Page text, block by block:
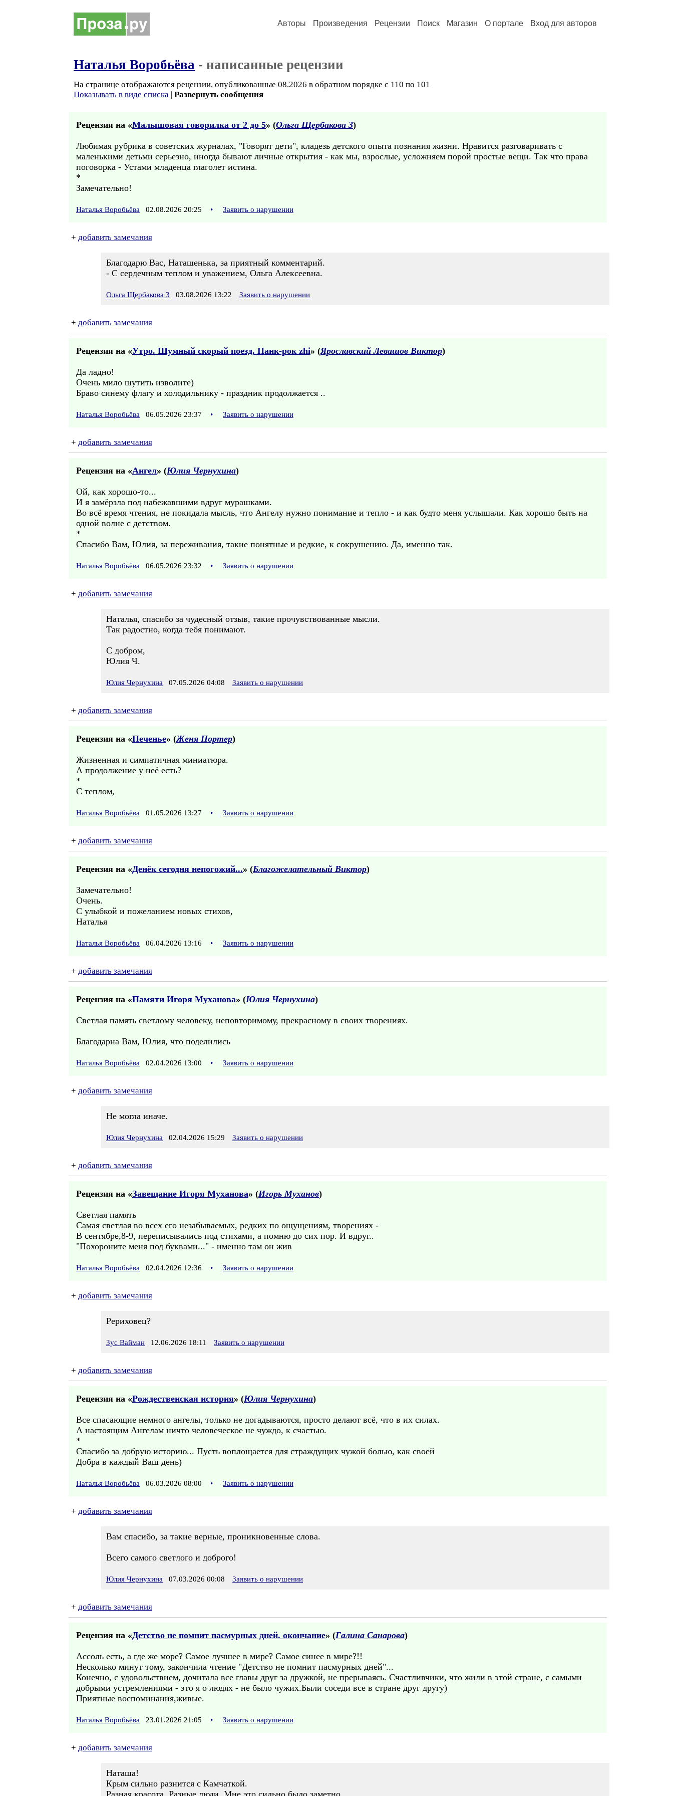
Авторы Произведения Рецензии Поиск Магазин О портале Вход для авторов
Наталья Воробьёва - написанные рецензии
На странице отображаются рецензии, опубликованные 08.2026 в обратном порядке с 110 по 101
Показывать в виде списка | Развернуть сообщения
Рецензия на «Малышовая говорилка от 2 до 5» (Ольга Щербакова 3)
Любимая рубрика в советских журналах, "Говорят дети", кладезь детского опыта познания жизни. Нравится разговаривать с
маленькими детьми серьезно, иногда бывают личные открытия - как мы, взрослые, усложняем порой простые вещи. Так что права
поговорка - Устами младенца глаголет истина.
*
Замечательно!
Наталья Воробьёва 02.08.2026 20:25 • Заявить о нарушении
+ добавить замечания
Благодарю Вас, Наташенька, за приятный комментарий.
- С сердечным теплом и уважением, Ольга Алексеевна.
Ольга Щербакова 3 03.08.2026 13:22 Заявить о нарушении
+ добавить замечания
Рецензия на «Утро. Шумный скорый поезд. Панк-рок zhi» (Ярославский Левашов Виктор)
Да ладно!
Очень мило шутить изволите)
Браво синему флагу и холодильнику - праздник продолжается ..
Наталья Воробьёва 06.05.2026 23:37 • Заявить о нарушении
+ добавить замечания
Рецензия на «Ангел» (Юлия Чернухина)
Ой, как хорошо-то...
И я замёрзла под набежавшими вдруг мурашками.
Во всё время чтения, не покидала мысль, что Ангелу нужно понимание и тепло - и как будто меня услышали. Как хорошо быть на
одной волне с детством.
*
Спасибо Вам, Юлия, за переживания, такие понятные и редкие, к сокрушению. Да, именно так.
Наталья Воробьёва 06.05.2026 23:32 • Заявить о нарушении
+ добавить замечания
Наталья, спасибо за чудесный отзыв, такие прочувствованные мысли.
Так радостно, когда тебя понимают.
С добром,
Юлия Ч.
Юлия Чернухина 07.05.2026 04:08 Заявить о нарушении
+ добавить замечания
Рецензия на «Печенье» (Женя Портер)
Жизненная и симпатичная миниатюра.
А продолжение у неё есть?
*
С теплом,
Наталья Воробьёва 01.05.2026 13:27 • Заявить о нарушении
+ добавить замечания
Рецензия на «Денёк сегодня непогожий...» (Благожелательный Виктор)
Замечательно!
Очень.
С улыбкой и пожеланием новых стихов,
Наталья
Наталья Воробьёва 06.04.2026 13:16 • Заявить о нарушении
+ добавить замечания
Рецензия на «Памяти Игоря Муханова» (Юлия Чернухина)
Светлая память светлому человеку, неповторимому, прекрасному в своих творениях.
Благодарна Вам, Юлия, что поделились
Наталья Воробьёва 02.04.2026 13:00 • Заявить о нарушении
+ добавить замечания
Не могла иначе.
Юлия Чернухина 02.04.2026 15:29 Заявить о нарушении
+ добавить замечания
Рецензия на «Завещание Игоря Муханова» (Игорь Муханов)
Светлая память
Самая светлая во всех его незабываемых, редких по ощущениям, творениях -
В сентябре,8-9, переписывались под стихами, а помню до сих пор. И вдруг..
"Похороните меня под буквами..." - именно там он жив
Наталья Воробьёва 02.04.2026 12:36 • Заявить о нарушении
+ добавить замечания
Рериховец?
Зус Вайман 12.06.2026 18:11 Заявить о нарушении
+ добавить замечания
Рецензия на «Рождественская история» (Юлия Чернухина)
Все спасающие немного ангелы, только не догадываются, просто делают всё, что в их силах.
А настоящим Ангелам ничто человеческое не чуждо, к счастью.
*
Спасибо за добрую историю... Пусть воплощается для страждущих чужой болью, как своей
Добра в каждый Ваш день)
Наталья Воробьёва 06.03.2026 08:00 • Заявить о нарушении
+ добавить замечания
Вам спасибо, за такие верные, проникновенные слова.
Всего самого светлого и доброго!
Юлия Чернухина 07.03.2026 00:08 Заявить о нарушении
+ добавить замечания
Рецензия на «Детство не помнит пасмурных дней. окончание» (Галина Санарова)
Ассоль есть, а где же море? Самое лучшее в мире? Самое синее в мире?!!
Несколько минут тому, закончила чтение "Детство не помнит пасмурных дней"...
Конечно, с удовольствием, дочитала все главы друг за дружкой, не прерываясь. Счастливчики, что жили в этой стране, с самыми
добрыми устремлениями - это я о людях - не было чужих.Были соседи все в стране друг другу)
Приятные воспоминания,живые.
Наталья Воробьёва 23.01.2026 21:05 • Заявить о нарушении
+ добавить замечания
Наташа!
Крым сильно разнится с Камчаткой.
Разная красота. Разные люди. Мне это сильно было заметно.